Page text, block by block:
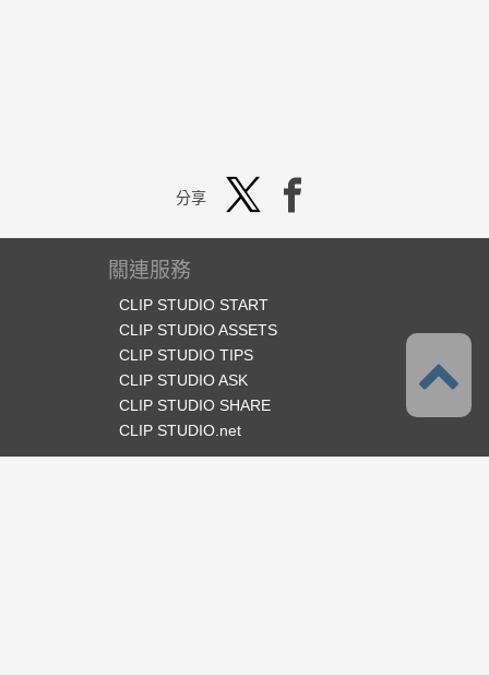
分享
關連服務
CLIP STUDIO START
CLIP STUDIO ASSETS
CLIP STUDIO TIPS
CLIP STUDIO ASK
CLIP STUDIO SHARE
CLIP STUDIO.net